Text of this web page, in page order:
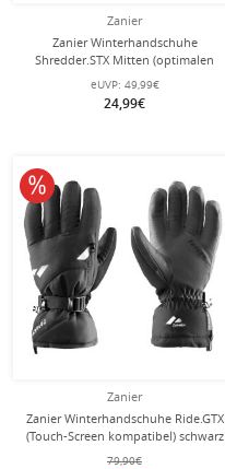
Zanier
Zanier Winterhandschuhe
Shredder.STX Mitten (optimalen
Tragekomfort) schwarz/royalblau
Kinder
eUVP: 49,99€
24,99€
Zanier
Zanier Winterhandschuhe Ride.GTX
(Touch-Screen kompatibel) schwarz
79,90€
10% reduziert